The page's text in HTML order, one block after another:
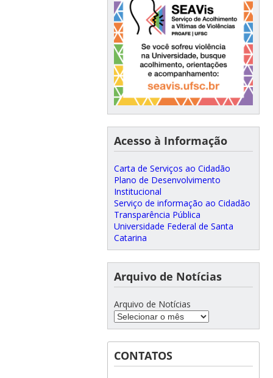
Acesso à Informação
Carta de Serviços ao Cidadão
Plano de Desenvolvimento
Institucional
Serviço de informação ao Cidadão
Transparência Pública
Universidade Federal de Santa
Catarina
Arquivo de Notícias
Arquivo de Notícias
CONTATOS